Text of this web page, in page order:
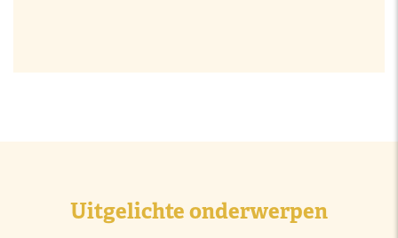
Uitgelichte onderwerpen